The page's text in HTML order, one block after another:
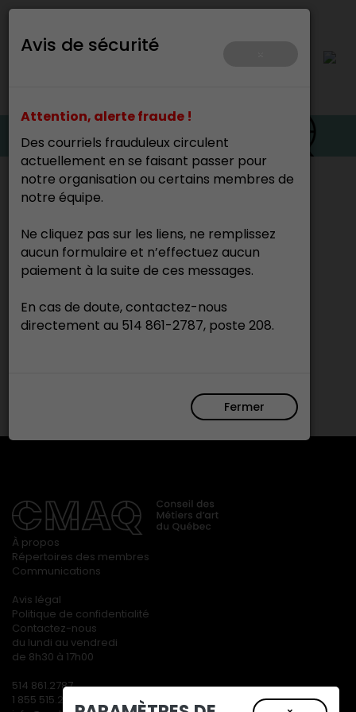
Avis de sécurité
Attention, alerte fraude !
Des courriels frauduleux circulent
actuellement en se faisant passer pour
notre organisation ou certains membres de
notre équipe.
Ne cliquez pas sur les liens, ne remplissez
aucun formulaire et n’effectuez aucun
paiement à la suite de ces messages.
En cas de doute, contactez-nous
directement au 514 861-2787, poste 208.
Fermer
Accueil>
Cette page n’existe pas.
À propos
Répertoires des membres
Communications
Avis légal
Politique de confidentialité
Contactez-nous
du lundi au vendredi
de 8h30 à 17h00
514 861.2787
1 855 515.2787